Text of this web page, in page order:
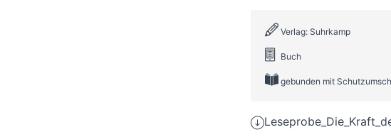
Verlag: Suhrkamp
Buch
gebunden mit